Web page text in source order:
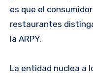
es que el
restaurantes
la ARPY.
La entidad nuclea a